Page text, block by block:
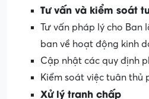
Tư vấn và kiểm soát
Tư vấn pháp lý cho Ban
ban về hoạt động kinh
Cập nhật các quy định
Kiểm soát việc tuân
Xử lý tranh chấp